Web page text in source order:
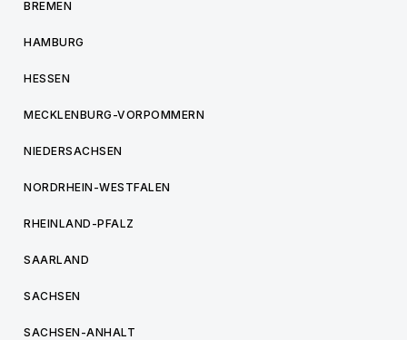
BREMEN
HAMBURG
HESSEN
MECKLENBURG-VORPOMMERN
NIEDERSACHSEN
NORDRHEIN-WESTFALEN
RHEINLAND-PFALZ
SAARLAND
SACHSEN
SACHSEN-ANHALT